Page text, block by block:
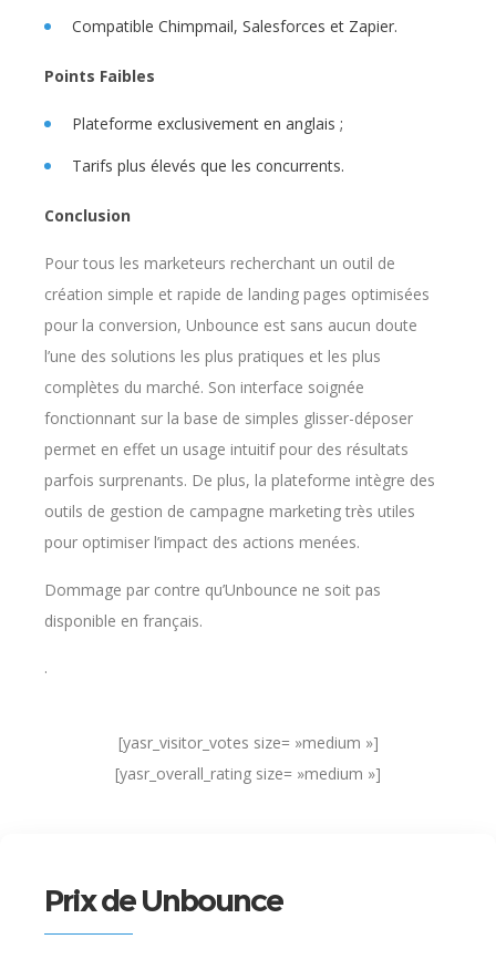
Compatible Chimpmail, Salesforces et Zapier.
Points Faibles
Plateforme exclusivement en anglais ;
Tarifs plus élevés que les concurrents.
Conclusion
Pour tous les marketeurs recherchant un outil de
création simple et rapide de landing pages optimisées
pour la conversion, Unbounce est sans aucun doute
l’une des solutions les plus pratiques et les plus
complètes du marché. Son interface soignée
fonctionnant sur la base de simples glisser-déposer
permet en effet un usage intuitif pour des résultats
parfois surprenants. De plus, la plateforme intègre des
outils de gestion de campagne marketing très utiles
pour optimiser l’impact des actions menées.
Dommage par contre qu’Unbounce ne soit pas
disponible en français.
.
[yasr_visitor_votes size= »medium »]
[yasr_overall_rating size= »medium »]
Prix de Unbounce